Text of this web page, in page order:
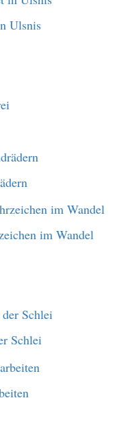
Ulsnis
im Wandel
Schlei